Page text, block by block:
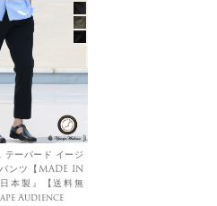
テーパード イージ
ンツ【MADE IN
本製』【送料無
Audience